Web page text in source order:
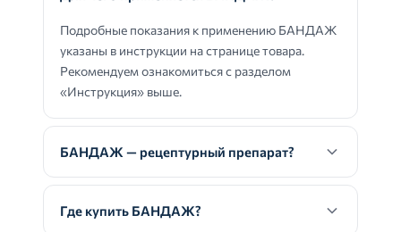
Подробные показания к применению БАНДАЖ
указаны в инструкции на странице товара.
Рекомендуем ознакомиться с разделом
«Инструкция» выше.
БАНДАЖ — рецептурный препарат?
Где купить БАНДАЖ?